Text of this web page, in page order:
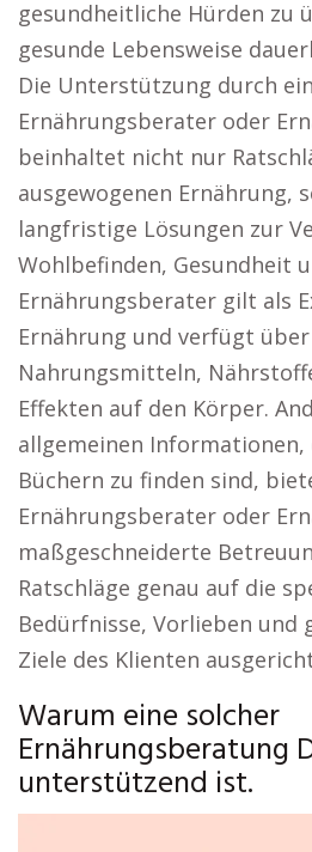
gesundheitliche Hürden zu
gesunde Lebensweise
Die Unterstützung durch
Ernährungsberater oder
beinhaltet nicht nur
ausgewogenen Ernährung,
langfristige Lösungen zur
Wohlbefinden, Gesundheit
Ernährungsberater gilt als
Ernährung und verfügt
Nahrungsmitteln,
Effekten auf den Körper.
allgemeinen
Büchern zu finden sind,
Ernährungsberater oder
maßgeschneiderte
Ratschläge genau auf die
Bedürfnisse, Vorlieben und
Ziele des Klienten
Warum eine solcher
Ernährungsberatung
unterstützend ist.